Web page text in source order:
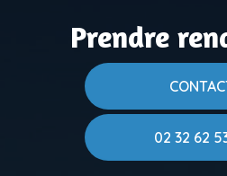
Prendre
02 32 62